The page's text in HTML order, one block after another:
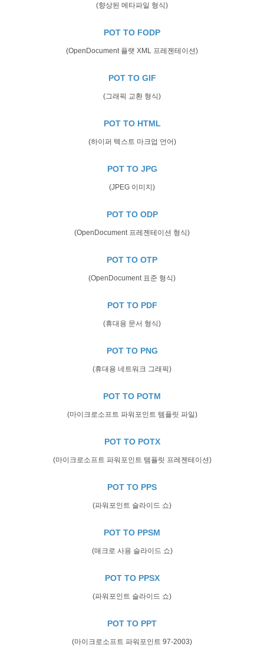
(향상된 메타파일 형식)
POT TO FODP
(OpenDocument 플랫 XML 프레젠테이션)
POT TO GIF
(그래픽 교환 형식)
POT TO HTML
(하이퍼 텍스트 마크업 언어)
POT TO JPG
(JPEG 이미지)
POT TO ODP
(OpenDocument 프레젠테이션 형식)
POT TO OTP
(OpenDocument 표준 형식)
POT TO PDF
(휴대용 문서 형식)
POT TO PNG
(휴대용 네트워크 그래픽)
POT TO POTM
(마이크로소프트 파워포인트 템플릿 파일)
POT TO POTX
(마이크로소프트 파워포인트 템플릿 프레젠테이션)
POT TO PPS
(파워포인트 슬라이드 쇼)
POT TO PPSM
(매크로 사용 슬라이드 쇼)
POT TO PPSX
(파워포인트 슬라이드 쇼)
POT TO PPT
(마이크로소프트 파워포인트 97-2003)